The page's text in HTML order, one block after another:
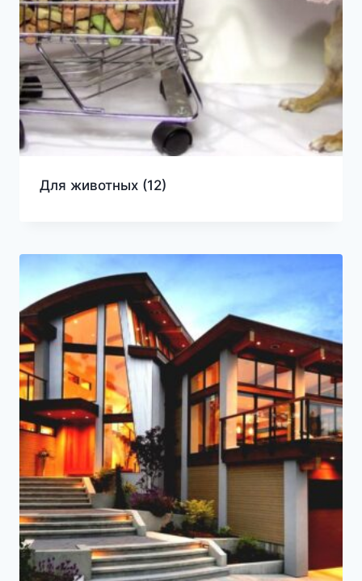
Для животных (12)